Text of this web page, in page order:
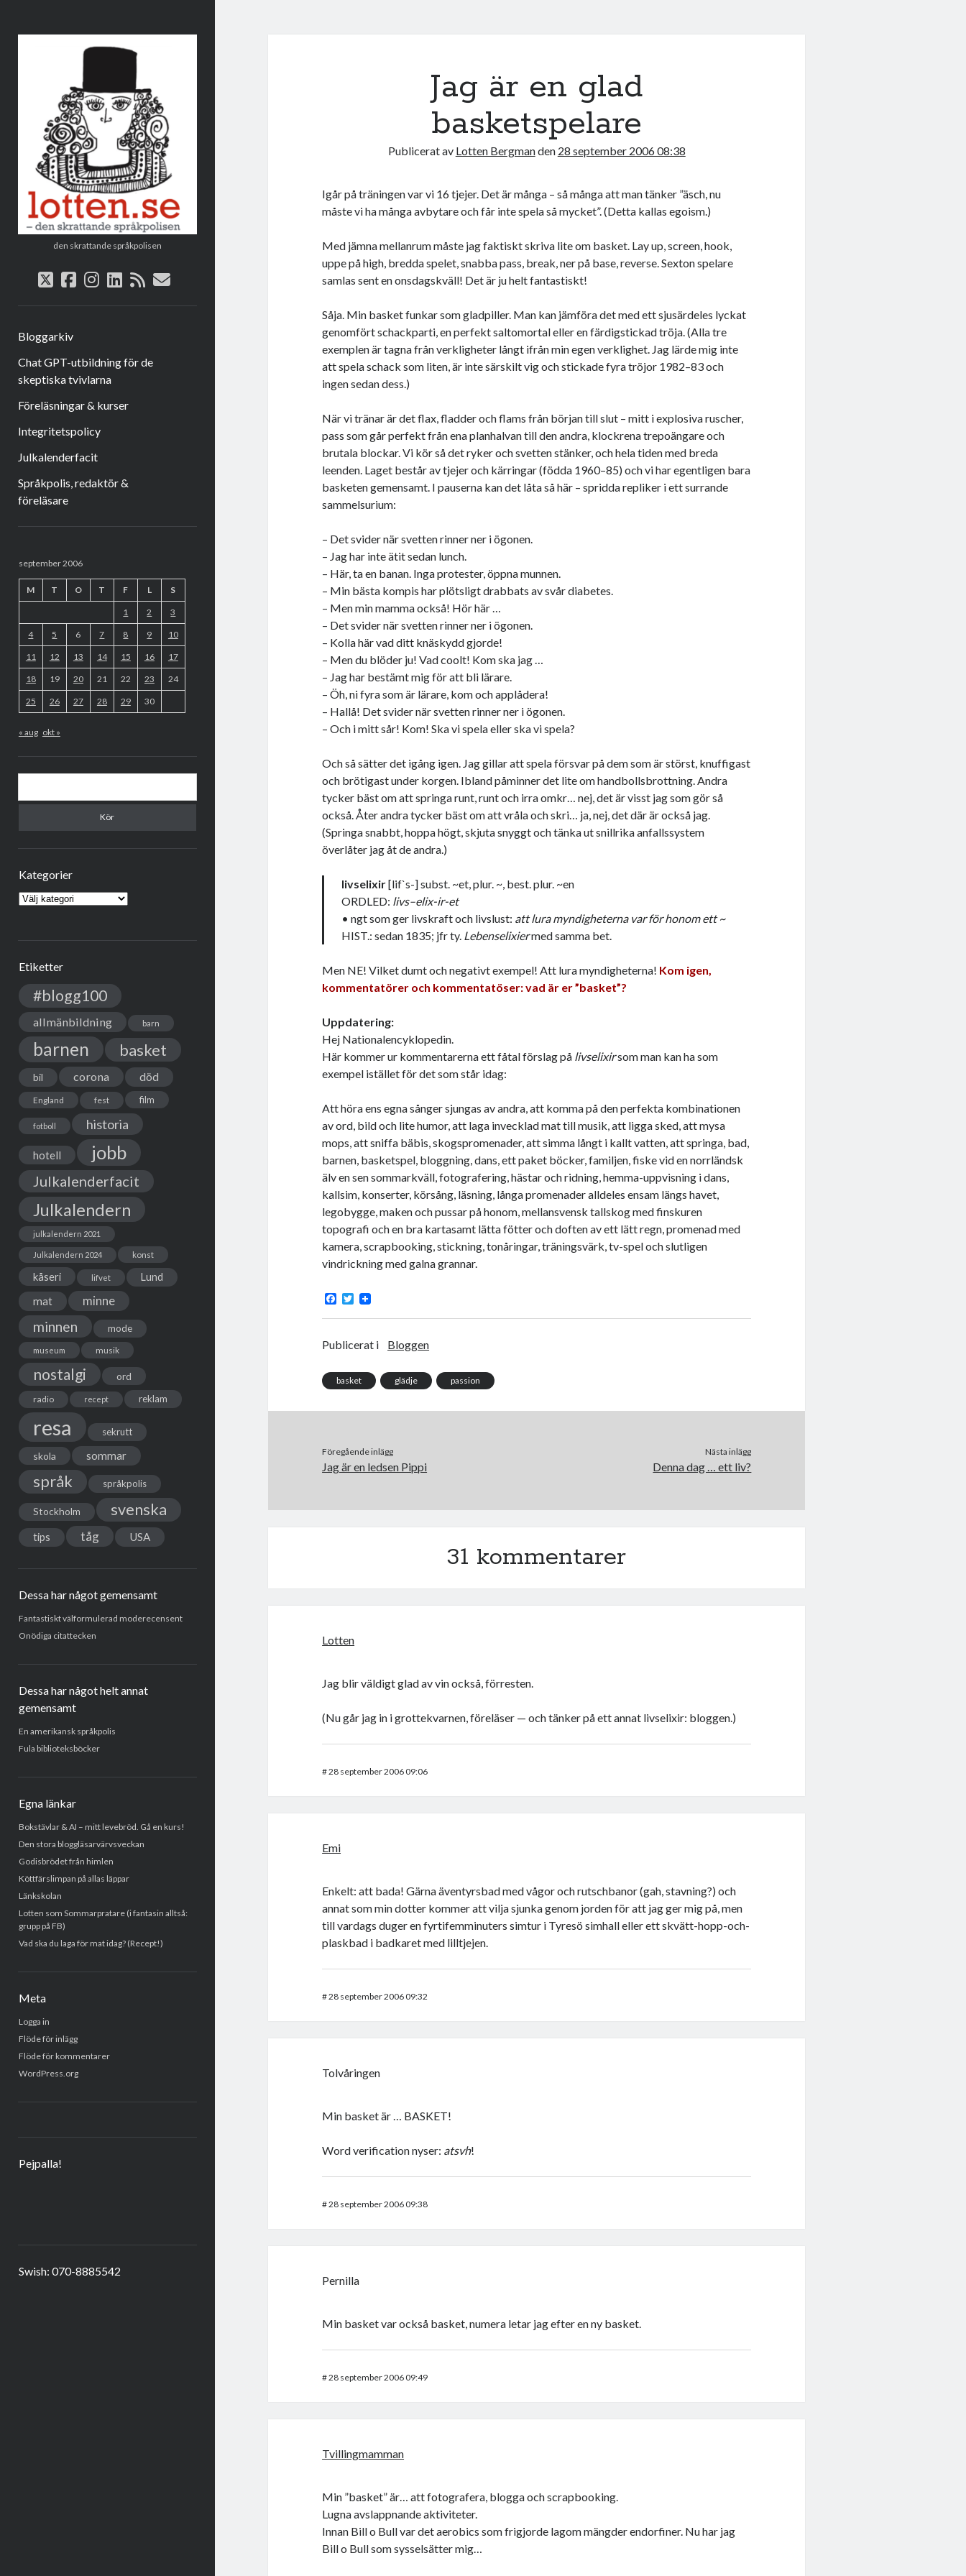
den skrattande språkpolisen
twitter
facebook
instagram
linkedin
rsse-
Bloggarkiv
Chat GPT-utbildning för de
skeptiska tvivlarna
Föreläsningar & kurser
Integritetspolicy
Julkalenderfacit
Språkpolis, redaktör &
föreläsare
september 2006
M T O T F L S
1 2 3
4 5 6 7 8 9 10
11 12 13 14 15 16 17
18 19 20 21 22 23 24
25 26 27 28 29 30
« aug okt »
Kategorier
Kategorier
Etiketter
#blogg100
allmänbildning barn
barnen basket
bil corona död
England fest film
fotboll historia
hotell jobb
Julkalenderfacit
Julkalendern
julkalendern 2021
Julkalendern 2024 konst
kåseri lifvet Lund
mat minne
minnen mode
museum musik
nostalgi ord
radio recept reklam
resa sekrutt
skola sommar
språk språkpolis
Stockholm svenska
tips tåg USA
Dessa har något gemensamt
Fantastiskt välformulerad moderecensent
Onödiga citattecken
Dessa har något helt annat
gemensamt
En amerikansk språkpolis
Fula biblioteksböcker
Egna länkar
Bokstävlar & AI – mitt levebröd. Gå en kurs!
Den stora bloggläsarvärvsveckan
Godisbrödet från himlen
Köttfärslimpan på allas läppar
Länkskolan
Lotten som Sommarpratare (i fantasin alltså:
grupp på FB)
Vad ska du laga för mat idag? (Recept!)
Meta
Logga in
Flöde för inlägg
Flöde för kommentarer
WordPress.org
Pejpalla!
Swish: 070-8885542
Jag är en glad
basketspelare
Publicerat av Lotten Bergmanden 28 september 2006 08:38
Igår på träningen var vi 16 tjejer. Det är många – så många att man tänker ”äsch, nu
måste vi ha många avbytare och får inte spela så mycket”. (Detta kallas egoism.)
Med jämna mellanrum måste jag faktiskt skriva lite om basket. Lay up, screen, hook,
uppe på high, bredda spelet, snabba pass, break, ner på base, reverse. Sexton spelare
samlas sent en onsdagskväll! Det är ju helt fantastiskt!
Såja. Min basket funkar som gladpiller. Man kan jämföra det med ett sjusärdeles lyckat
genomfört schackparti, en perfekt saltomortal eller en färdigstickad tröja. (Alla tre
exemplen är tagna från verkligheter långt ifrån min egen verklighet. Jag lärde mig inte
att spela schack som liten, är inte särskilt vig och stickade fyra tröjor 1982–83 och
ingen sedan dess.)
När vi tränar är det flax, fladder och flams från början till slut – mitt i explosiva ruscher,
pass som går perfekt från ena planhalvan till den andra, klockrena trepoängare och
brutala blockar. Vi kör så det ryker och svetten stänker, och hela tiden med breda
leenden. Laget består av tjejer och kärringar (födda 1960–85) och vi har egentligen bara
basketen gemensamt. I pauserna kan det låta så här – spridda repliker i ett surrande
sammelsurium:
– Det svider när svetten rinner ner i ögonen.
– Jag har inte ätit sedan lunch.
– Här, ta en banan. Inga protester, öppna munnen.
– Min bästa kompis har plötsligt drabbats av svår diabetes.
– Men min mamma också! Hör här …
– Det svider när svetten rinner ner i ögonen.
– Kolla här vad ditt knäskydd gjorde!
– Men du blöder ju! Vad coolt! Kom ska jag …
– Jag har bestämt mig för att bli lärare.
– Öh, ni fyra som är lärare, kom och applådera!
– Hallå! Det svider när svetten rinner ner i ögonen.
– Och i mitt sår! Kom! Ska vi spela eller ska vi spela?
Och så sätter det igång igen. Jag gillar att spela försvar på dem som är störst, knuffigast
och brötigast under korgen. Ibland påminner det lite om handbollsbrottning. Andra
tycker bäst om att springa runt, runt och irra omkr… nej, det är visst jag som gör så
också. Åter andra tycker bäst om att vråla och skri… ja, nej, det där är också jag.
(Springa snabbt, hoppa högt, skjuta snyggt och tänka ut snillrika anfallssystem
överlåter jag åt de andra.)
livselixir[lif`s-] subst. ~et, plur. ~, best. plur. ~en
ORDLED: livs–elix-ir-et
• ngt som ger livskraft och livslust: att lura myndigheterna var för honom ett ~
HIST.: sedan 1835; jfr ty. Lebenselixiermed samma bet.
Men NE! Vilket dumt och negativt exempel! Att lura myndigheterna! Kom igen,
kommentatörer och kommentatöser: vad är er ”basket”?
Uppdatering:
Hej Nationalencyklopedin.
Här kommer ur kommentarerna ett fåtal förslag på livselixirsom man kan ha som
exempel istället för det som står idag:
Att höra ens egna sånger sjungas av andra, att komma på den perfekta kombinationen
av ord, bild och lite humor, att laga invecklad mat till musik, att ligga sked, att mysa
mops, att sniffa bäbis, skogspromenader, att simma långt i kallt vatten, att springa, bad,
barnen, basketspel, bloggning, dans, ett paket böcker, familjen, fiske vid en norrländsk
älv en sen sommarkväll, fotografering, hästar och ridning, hemma-uppvisning i dans,
kallsim, konserter, körsång, läsning, långa promenader alldeles ensam längs havet,
legobygge, maken och pussar på honom, mellansvensk tallskog med finskuren
topografi och en bra kartasamt lätta fötter och doften av ett lätt regn, promenad med
kamera, scrapbooking, stickning, tonåringar, träningsvärk, tv-spel och slutligen
vindrickning med galna grannar.
F
c
b
k
T
i
t
Publicerat i Bloggen
basket glädje passion
Föregående inlägg
Jag är en ledsen Pippi
Nästa inlägg
Denna dag … ett liv?
31 kommentarer
Lotten
Jag blir väldigt glad av vin också, förresten.
(Nu går jag in i grottekvarnen, föreläser — och tänker på ett annat livselixir: bloggen.)
#28 september 2006 09:06
Emi
Enkelt: att bada! Gärna äventyrsbad med vågor och rutschbanor (gah, stavning?) och
annat som min dotter kommer att vilja sjunka genom jorden för att jag ger mig på, men
till vardags duger en fyrtifemminuters simtur i Tyresö simhall eller ett skvätt-hopp-och-
plaskbad i badkaret med lilltjejen.
#28 september 2006 09:32
Tolvåringen
Min basket är … BASKET!
Word verification nyser: atsvh!
#28 september 2006 09:38
Pernilla
Min basket var också basket, numera letar jag efter en ny basket.
#28 september 2006 09:49
Tvillingmamman
Min ”basket” är… att fotografera, blogga och scrapbooking.
Lugna avslappnande aktiviteter.
Innan Bill o Bull var det aerobics som frigjorde lagom mängder endorfiner. Nu har jag
Bill o Bull som sysselsätter mig…